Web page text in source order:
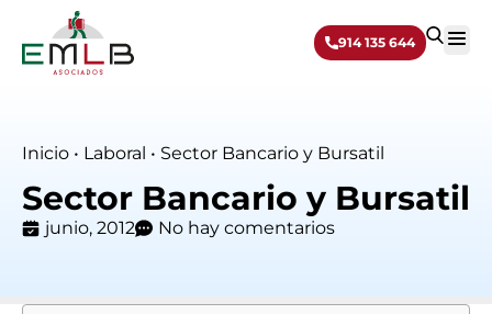
914 135 644
Inicio • Laboral • Sector Bancario y Bursatil
Sector Bancario y Bursatil
junio, 2012 No hay comentarios